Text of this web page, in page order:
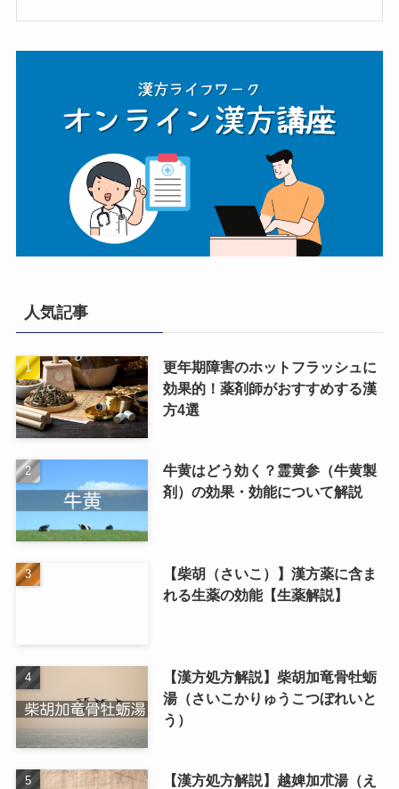
人気記事
更年期障害のホットフラッシュに
効果的！薬剤師がおすすめする漢
方4選
牛黄はどう効く？霊黄参（牛黄製
剤）の効果・効能について解説
【柴胡（さいこ）】漢方薬に含ま
れる生薬の効能【生薬解説】
【漢方処方解説】柴胡加竜骨牡蛎
湯（さいこかりゅうこつぼれいと
う）
【漢方処方解説】越婢加朮湯（え